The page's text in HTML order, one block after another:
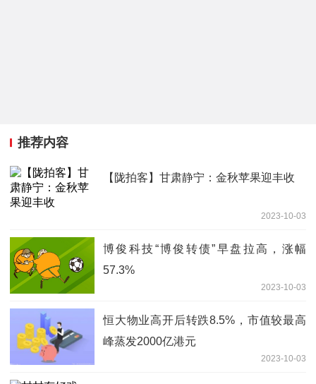
推荐内容
【陇拍客】甘肃静宁：金秋苹果迎丰收
2023-10-03
博俊科技“博俊转债”早盘拉高，涨幅
57.3%
2023-10-03
恒大物业高开后转跌8.5%，市值较最高
峰蒸发2000亿港元
2023-10-03